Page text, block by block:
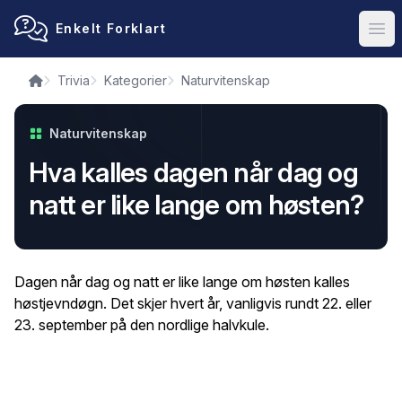
Enkelt Forklart
Trivia Kategorier Naturvitenskap
Naturvitenskap
Hva kalles dagen når dag og
natt er like lange om høsten?
Dagen når dag og natt er like lange om høsten kalles
høstjevndøgn. Det skjer hvert år, vanligvis rundt 22. eller
23. september på den nordlige halvkule.